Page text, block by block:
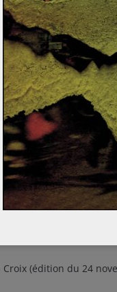
inattendue de
duPPDen est la
repose en
«fakenews »
opposantChen
conjuguée au
faire basculer le
bombardements
d’influence
(édition du 24